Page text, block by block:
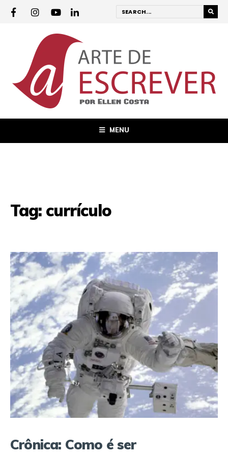
MENU
Tag: currículo
Crônica: Como é ser